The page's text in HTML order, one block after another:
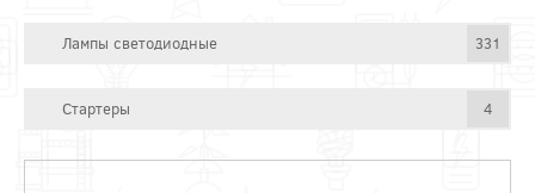
Лампы светодиодные 331
Стартеры 4